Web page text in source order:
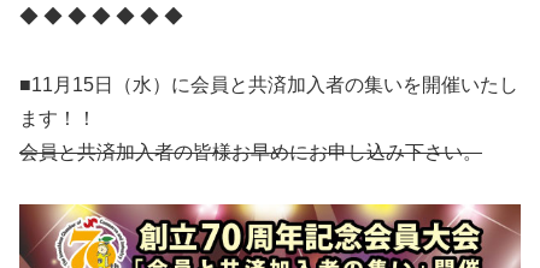
◆ ◆ ◆ ◆ ◆ ◆ ◆
■11月15日（水）に会員と共済加入者の集いを開催いたし
ます！！
会員と共済加入者の皆様お早めにお申し込み下さい。